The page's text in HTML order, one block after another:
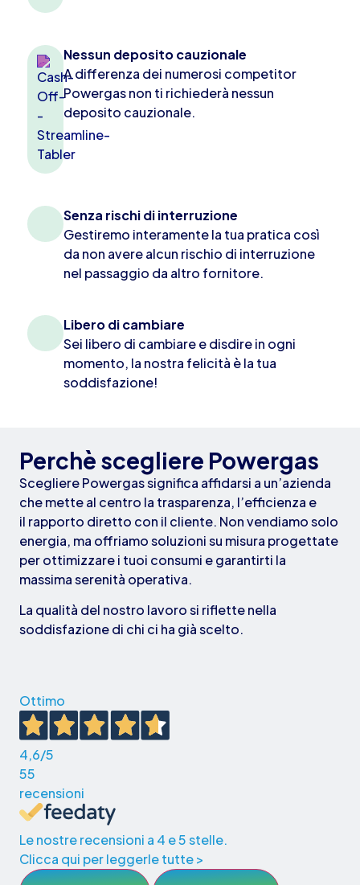
Nessun deposito cauzionale
A differenza dei numerosi competitor
Powergas non ti richiederà nessun
deposito cauzionale.
Senza rischi di interruzione
Gestiremo interamente la tua pratica così
da non avere alcun rischio di interruzione
nel passaggio da altro fornitore.
Libero di cambiare
Sei libero di cambiare e disdire in ogni
momento, la nostra felicità è la tua
soddisfazione!
Perchè scegliere Powergas
Scegliere Powergas significa affidarsi a un’azienda
che mette al centro la trasparenza, l’efficienza e
il rapporto diretto con il cliente. Non vendiamo solo
energia, ma offriamo soluzioni su misura progettate
per ottimizzare i tuoi consumi e garantirti la
massima serenità operativa.
La qualità del nostro lavoro si riflette nella
soddisfazione di chi ci ha già scelto.
Ottimo
4,6/5
55
recensioni
Le nostre recensioni a 4 e 5 stelle.
Clicca qui per leggerle tutte >